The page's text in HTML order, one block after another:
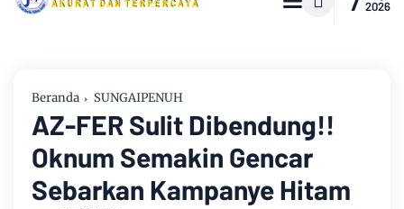
2026
Beranda SUNGAIPENUH
AZ-FER Sulit Dibendung!!
Oknum Semakin Gencar
Sebarkan Kampanye Hitam